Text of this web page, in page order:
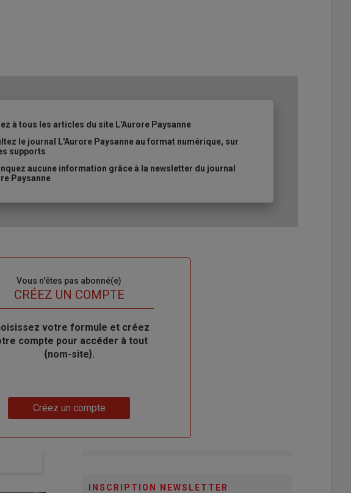
à tous les articles du site L'Aurore Paysanne
le journal L'Aurore Paysanne au format numérique, sur
supports
aucune information grâce à la newsletter du journal
Paysanne
Vous n'êtes pas abonné(e)
CRÉEZ UN COMPTE
votre formule et créez
compte pour accéder à tout
{nom-site}.
Créez un compte
INSCRIPTION NEWSLETTER